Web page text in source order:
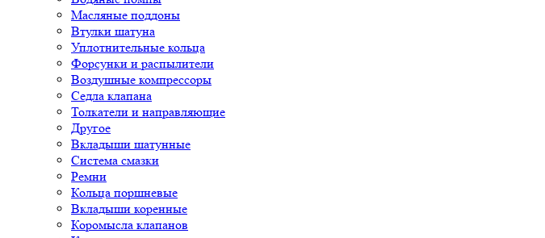
Масляные поддоны
Втулки шатуна
Уплотнительные кольца
Форсунки и распылители
Воздушные компрессоры
Седла клапана
Толкатели и направляющие
Другое
Вкладыши шатунные
Система смазки
Ремни
Кольца поршневые
Вкладыши коренные
Коромысла клапанов